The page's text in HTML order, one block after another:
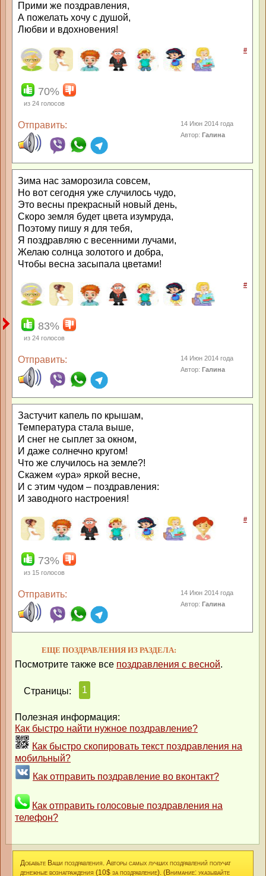
Прими же поздравления,
А пожелать хочу с душой,
Любви и вдохновения!
#
70%
из 24 голосов
Отправить:
14 Июн 2014 года
Автор:Галина
Зима нас заморозила совсем,
Но вот сегодня уже случилось чудо,
Это весны прекрасный новый день,
Скоро земля будет цвета изумруда,
Поэтому пишу я для тебя,
Я поздравляю с весенними лучами,
Желаю солнца золотого и добра,
Чтобы весна засыпала цветами!
#
83%
из 24 голосов
Отправить:
14 Июн 2014 года
Автор:Галина
Застучит капель по крышам,
Температура стала выше,
И снег не сыплет за окном,
И даже солнечно кругом!
Что же случилось на земле?!
Скажем «ура» яркой весне,
И с этим чудом – поздравления:
И заводного настроения!
#
73%
из 15 голосов
Отправить:
14 Июн 2014 года
Автор:Галина
ЕЩЕ ПОЗДРАВЛЕНИЯ ИЗ РАЗДЕЛА:
Посмотрите также все поздравления с весной.
Страницы: 1
Полезная информация:
Как быстро найти нужное поздравление?
Как быстро скопировать текст поздравления на
мобильный?
Как отправить поздравление во вконтакт?
Как отправить голосовые поздравления на
телефон?
Добавьте Ваши поздравления. Авторы самых лучших поздравлений получат
денежные вознаграждения (10$ за поздравление). (Внимание: указывайте